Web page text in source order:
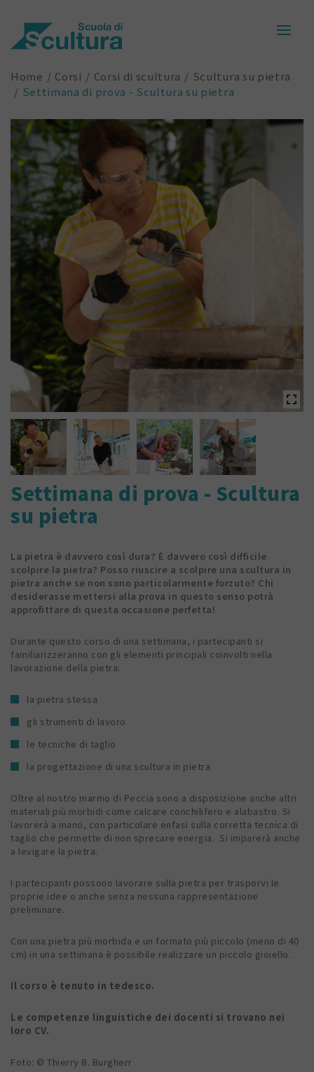
Home Corsi Corsi di scultura
Scultura su pietra
Settimana di prova - Scultura su pietra
Settimana di prova - Scultura
su pietra
La pietra è davvero così dura? È davvero così difficile
scolpire la pietra? Posso riuscire a scolpire una scultura in
pietra anche se non sono particolarmente forzuto? Chi
desiderasse mettersi alla prova in questo senso potrà
approfittare di questa occasione perfetta!
Durante questo corso di una settimana, i partecipanti si
familiarizzeranno con gli elementi principali coinvolti nella
lavorazione della pietra:
la pietra stessa
gli strumenti di lavoro
le tecniche di taglio
la progettazione di una scultura in pietra
Oltre al nostro marmo di Peccia sono a disposizione anche altri
materiali più morbidi come calcare conchilifero e alabastro. Si
lavorerà a mano, con particolare enfasi sulla corretta tecnica di
taglio che permette di non sprecare energia. Si imparerà anche
a levigare la pietra.
I partecipanti possono lavorare sulla pietra per trasporvi le
proprie idee o anche senza nessuna rappresentazione
preliminare.
Con una pietra più morbida e un formato più piccolo (meno di 40
cm) in una settimana è possibile realizzare un piccolo gioiello.
Il corso è tenuto in tedesco.
Le competenze linguistiche dei docenti si trovano nei
loro CV.
Foto: © Thierry B. Burgherr